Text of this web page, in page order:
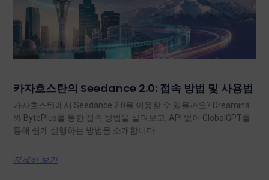
카자흐스탄의 Seedance 2.0: 접속 방법 및 사용법
카자흐스탄에서 Seedance 2.0을 이용할 수 있을까요? Dreamina
와 BytePlus를 통한 접속 방법을 살펴보고, API 없이 GlobalGPT를
통해 쉽게 실행하는 방법을 소개합니다.
자세히 보기